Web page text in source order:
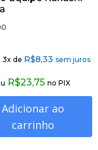
3x de R$8,33 sem juros
R$23,75 no PIX
Adicionar ao
carrinho